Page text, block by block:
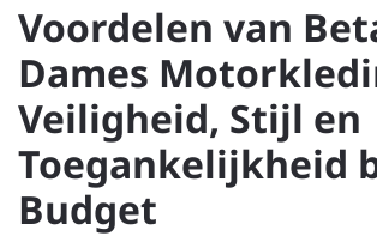
Voordelen van
Dames
Veiligheid, Stijl en
Toegankelijkheid
Budget